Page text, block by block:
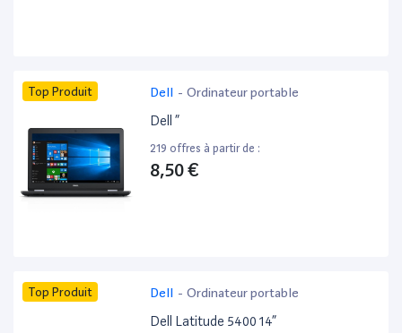
Top Produit Dell - Ordinateur portable
Dell ”
219 offres à partir de :
8,50 €
Top Produit Dell - Ordinateur portable
Dell Latitude 5400 14”